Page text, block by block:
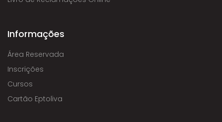
Informações
Área Reservada
Inscrições
Cursos
Cartão Eptoliva